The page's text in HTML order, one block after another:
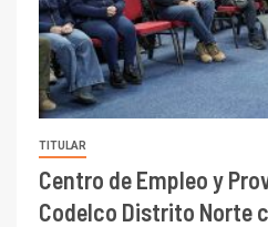
TITULAR
Centro de Empleo y
Codelco Distrito Norte